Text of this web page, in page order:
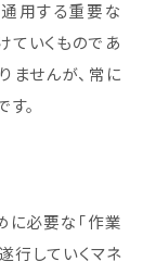
用する重要な
ていくものであ
ませんが、常に
。
に必要な「作業
行していくマネ